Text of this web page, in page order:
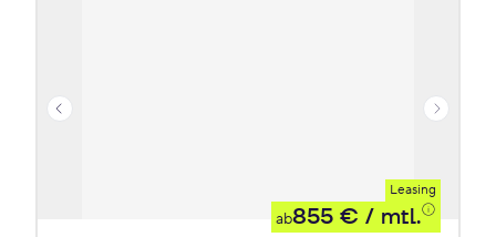
Leasing
ab855 € / mtl.